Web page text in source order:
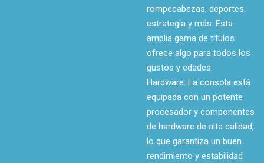
rompecabezas, deportes,
estrategia y más. Esta
amplia gama de títulos
ofrece algo para todos los
gustos y edades.
Hardware: La consola está
equipada con un potente
procesador y componentes
de hardware de alta calidad,
lo que garantiza un buen
rendimiento y estabilidad